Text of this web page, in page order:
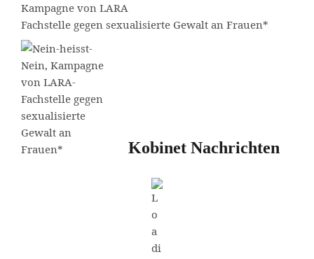
Kampagne von LARA
Fachstelle gegen sexualisierte Gewalt an Frauen*
Kobinet Nachrichten